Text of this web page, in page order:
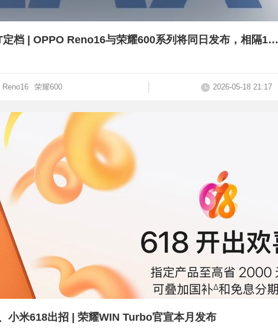
周四见，小米17 Max与YU7 GT定档 | OPPO Reno16与荣耀600系列将同日发布，相隔1小时
Reno16 荣耀600 2026-05-18 21:17
小米618出招 | 荣耀WIN Turbo官宣本月发布